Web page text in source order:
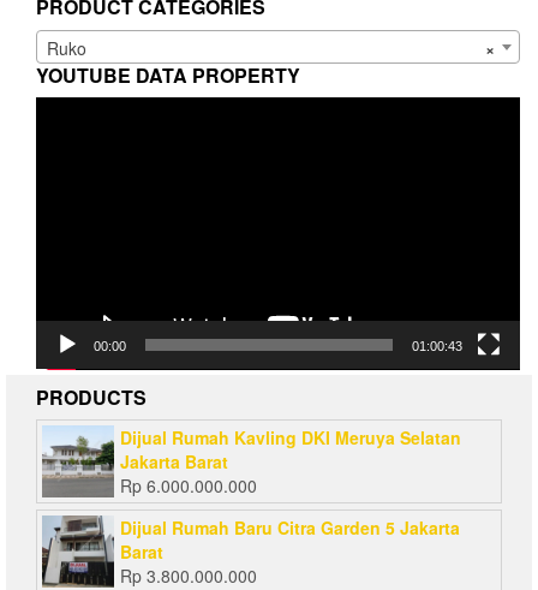
PRODUCT CATEGORIES
×
Ruko
YOUTUBE DATA PROPERTY
00:00 01:00:43
PRODUCTS
Dijual Rumah Kavling DKI Meruya Selatan
Jakarta Barat
Rp 6.000.000.000
Dijual Rumah Baru Citra Garden 5 Jakarta
Barat
Rp 3.800.000.000